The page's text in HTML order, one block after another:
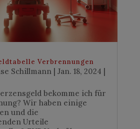
Verbrennungen
Schillmann| Jan. 18, 2024
bekomme ich für
Wir haben einige
und die
Urteile